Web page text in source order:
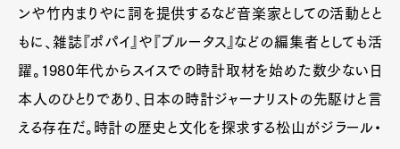
ンや竹内まりやに詞を提供するなど音楽家としての活動とと
もに、雑誌『ポパイ』や『ブルータス』などの編集者としても活
躍。1980年代からスイスでの時計取材を始めた数少ない日
本人のひとりであり、日本の時計ジャーナリストの先駆けと言
える存在だ。時計の歴史と文化を探求する松山がジラール・